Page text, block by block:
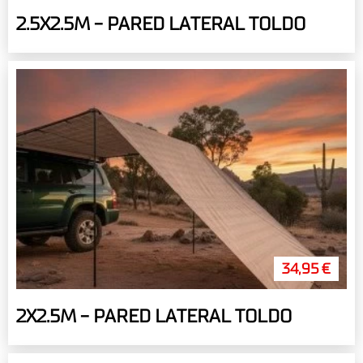
2.5X2.5M - PARED LATERAL TOLDO
34,95 €
2X2.5M - PARED LATERAL TOLDO